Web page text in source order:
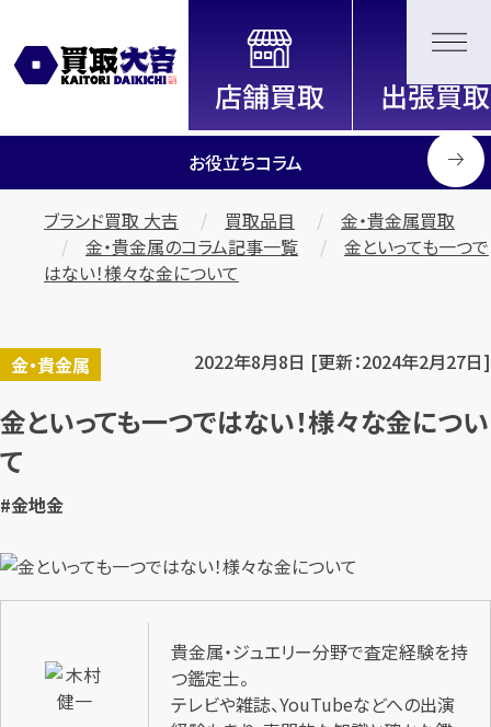
全国2200店舗以上展開中！
信頼と実績の買取専門店「買取大
吉」
お役立ちコラム
ブランド買取 大吉 買取品目
金・貴金属買取
金・貴金属のコラム記事一覧
金といっても一つで
はない！様々な金について
金・貴金属 2022年8月8日 [更新：2024年2月27日]
金といっても一つではない！様々な金につい
て
#金地金
貴金属・ジュエリー分野で査定経験を持
つ鑑定士。
テレビや雑誌、YouTubeなどへの出演